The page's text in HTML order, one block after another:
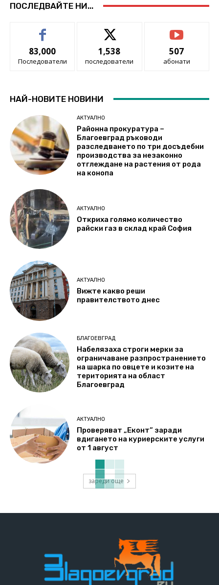
ПОСЛЕДВАЙТЕ НИ...
83,000
Последователи
1,538
последователи
507
абонати
НАЙ-НОВИТЕ НОВИНИ
АКТУАЛНО
Районна прокуратура –
Благоевград ръководи
разследването по три досъдебни
производства за незаконно
отглеждане на растения от рода
на конопа
АКТУАЛНО
Откриха голямо количество
райски газ в склад край София
АКТУАЛНО
Вижте какво реши
правителството днес
БЛАГОЕВГРАД
Набелязаха строги мерки за
ограничаване разпространението
на шарка по овцете и козите на
територията на област
Благоевград
АКТУАЛНО
Проверяват „Еконт“ заради
вдигането на куриерските услуги
от 1 август
зареди още